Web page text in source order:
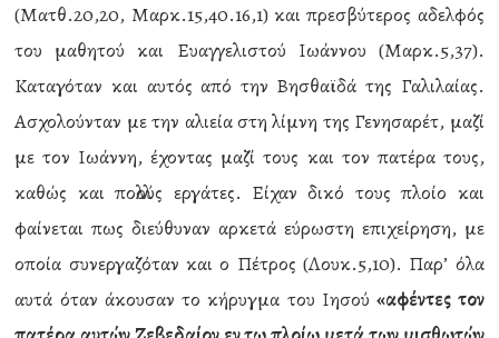
(Ματθ.20,20, Μαρκ.15,40.16,1) και πρεσβύτερος αδελφός
του μαθητού και Ευαγγελιστού Ιωάννου (Μαρκ.5,37).
Καταγόταν και αυτός από την Βησθαϊδά της Γαλιλαίας.
Ασχολούνταν με την αλιεία στη λίμνη της Γενησαρέτ, μαζί
με τον Ιωάννη, έχοντας μαζί τους και τον πατέρα τους,
καθώς και πολλούς εργάτες. Είχαν δικό τους πλοίο και
φαίνεται πως διεύθυναν αρκετά εύρωστη επιχείρηση, με
οποία συνεργαζόταν και ο Πέτρος (Λουκ.5,10). Παρ’ όλα
αυτά όταν άκουσαν το κήρυγμα του Ιησού«αφέντες τον